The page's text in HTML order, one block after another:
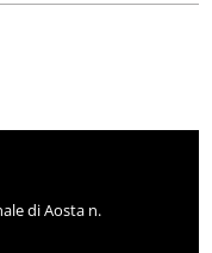
di Aosta n.